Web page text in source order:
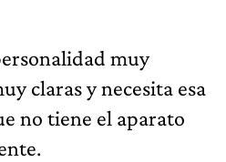
muy
claras y necesita esa
no tiene el aparato